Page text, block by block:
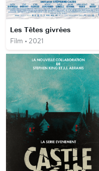
Les Têtes givrées
Film • 2021